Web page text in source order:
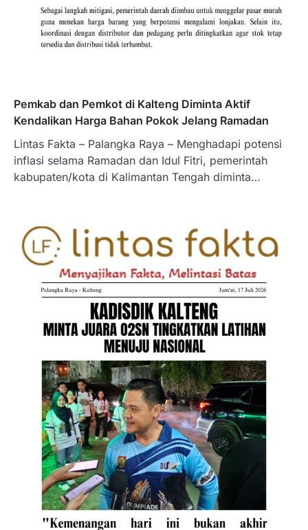
Pemkab dan Pemkot di Kalteng Diminta Aktif
Kendalikan Harga Bahan Pokok Jelang Ramadan
Lintas Fakta – Palangka Raya – Menghadapi potensi
inflasi selama Ramadan dan Idul Fitri, pemerintah
kabupaten/kota di Kalimantan Tengah diminta…